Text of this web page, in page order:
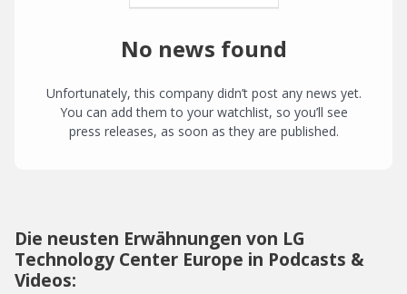
No news found
Unfortunately, this company didn’t post any news yet.
You can add them to your watchlist, so you’ll see
press releases, as soon as they are published.
Die neusten Erwähnungen von LG
Technology Center Europe in Podcasts &
Videos: